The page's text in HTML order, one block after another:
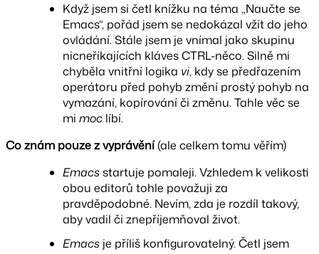
Když jsem si četl knížku na téma „Naučte se
Emacs“, pořád jsem se nedokázal vžít do jeho
ovládání. Stále jsem je vnímal jako skupinu
nicneříkajících kláves CTRL-něco. Silně mi
chyběla vnitřní logika vi, kdy se předřazením
operátoru před pohyb změní prostý pohyb na
vymazání, kopírování či změnu. Tahle věc se
mi moc líbí.
Co znám pouze z vyprávění(ale celkem tomu věřím)
Emacsstartuje pomaleji. Vzhledem k velikosti
obou editorů tohle považuji za
pravděpodobné. Nevím, zda je rozdíl takový,
aby vadil či znepříjemňoval život.
Emacs je příliš konfigurovatelný. Četl jsem